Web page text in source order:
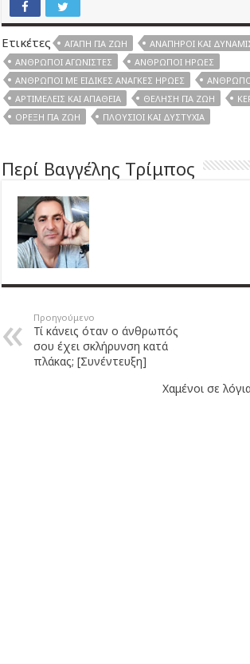
Ετικέτες ΑΓΆΠΗ ΓΙΑ ΖΩΉ
ΑΝΆΠΗΡΟΙ ΚΑΙ
ΆΝΘΡΩΠΟΙ ΑΓΩΝΙΣΤΈΣ
ΆΝΘΡΩΠΟΙ ΉΡΩΕΣ
ΆΝΘΡΩΠΟΙ ΜΕ ΕΙΔΙΚΈΣ ΑΝΆΓΚΕΣ ΉΡΩΕΣ
ΑΡΤΙΜΕΛΕΊΣ ΚΑΙ ΑΠΆΘΕΙΑ
ΘΈΛΗΣΗ ΓΙΑ ΖΩΉ
ΌΡΕΞΗ ΓΙΑ ΖΩΉ
ΠΛΟΎΣΙΟΙ ΚΑΙ ΔΥΣΤΥΧΊΑ
Περί Βαγγέλης Τρίμπος
Προηγούμενο
Τί κάνεις όταν ο άνθρωπός
σου έχει σκλήρυνση κατά
πλάκας; [Συνέντευξη]
Χαμένοι σε